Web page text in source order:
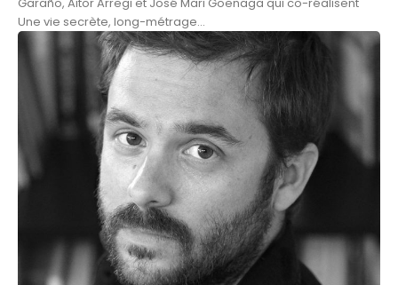
Une vie secrète, long-métrage...